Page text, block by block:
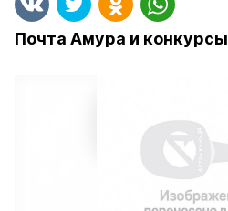
Почта Амура и конкурсы